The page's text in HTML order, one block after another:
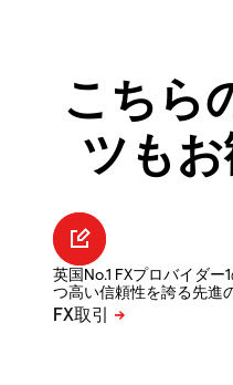
こちら
ツも
英国No.1 FXプロバイダ
つ高い信頼性を誇る先進